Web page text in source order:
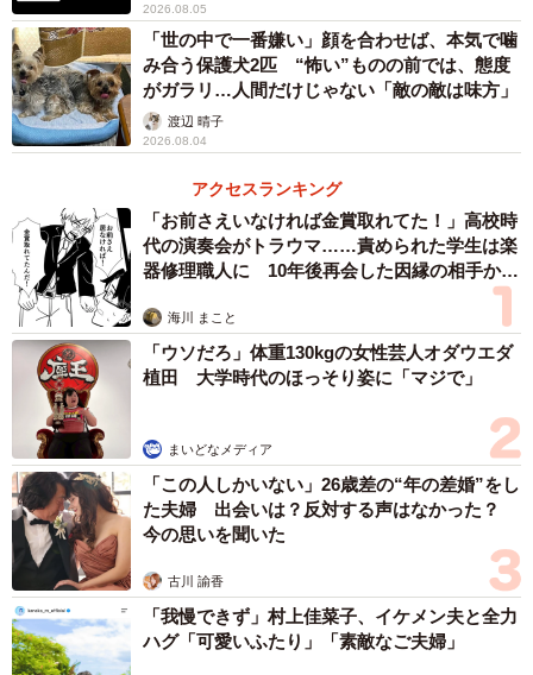
「心配だったのは、感染症などの病気。先住猫にうつって
は大変なので、すぐ病院で検査をしてもらい、結果がわか
るまで先住猫とは接触しないよう別室で過ごしてもらいま
した。ただ、先住猫もこねぎのことが気になって、様子を
見に行こうとするので隔離生活もなかなかに大変だったの
を覚えています」
2026.08.05
「世の中で一番嫌い」顔を合わせば、本気で噛
み合う保護犬2匹 “怖い”ものの前では、態度
がガラリ…人間だけじゃない「敵の敵は味方」
渡辺 晴子
2026.08.04
アクセスランキング
「お前さえいなければ金賞取れてた！」高校時
代の演奏会がトラウマ……責められた学生は楽
器修理職人に 10年後再会した因縁の相手から
海川 まこと
「ウソだろ」体重130kgの女性芸人オダウエダ
植田 大学時代のほっそり姿に「マジで」
まいどなメディア
「この人しかいない」26歳差の“年の差婚”をし
た夫婦 出会いは？反対する声はなかった？
今の思いを聞いた
古川 諭香
「我慢できず」村上佳菜子、イケメン夫と全力
ハグ「可愛いふたり」「素敵なご夫婦」